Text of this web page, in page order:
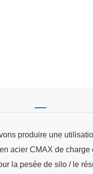
produire une
acier CMAX de
la pesée de silo / le